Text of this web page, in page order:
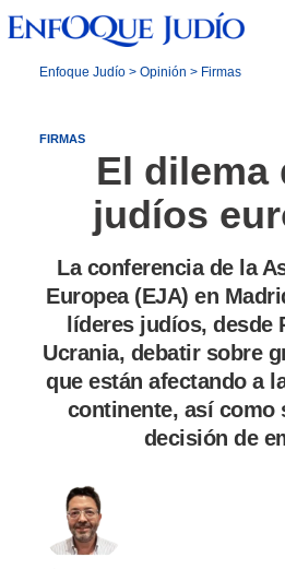
Enfoque Judío> Opinión > Firmas
FIRMAS
El dilema
judíos
La conferencia de la
Europea (EJA) en
líderes judíos, desde
Ucrania, debatir sobre
que están afectando a
continente, así como
decisión de